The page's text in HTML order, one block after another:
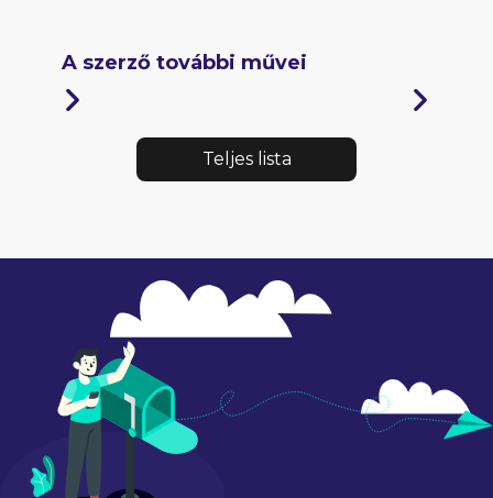
A szerző további művei
Teljes lista